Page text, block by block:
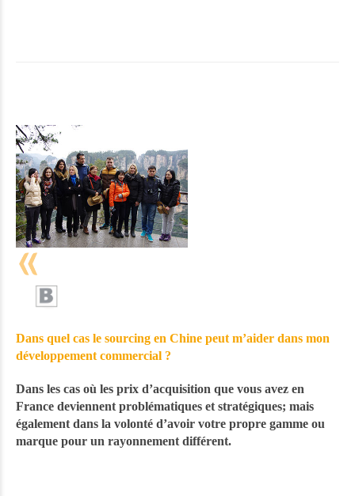
Dans quel cas le sourcing en Chine peut m’aider dans mon
développement commercial ?
Dans les cas où les prix d’acquisition que vous avez en
France deviennent problématiques et stratégiques; mais
également dans la volonté d’avoir votre propre gamme ou
marque pour un rayonnement différent.